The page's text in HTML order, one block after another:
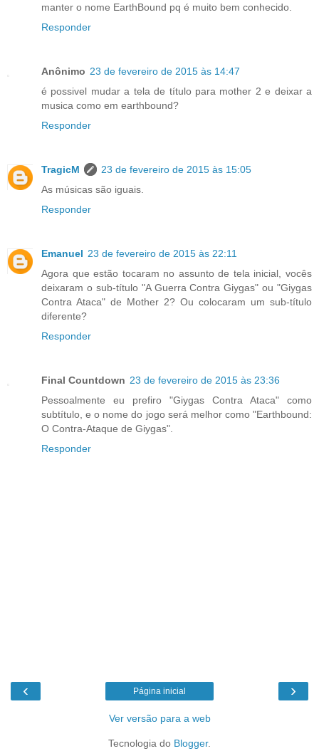
manter o nome EarthBound pq é muito bem conhecido.
Responder
Anônimo 23 de fevereiro de 2015 às 14:47
é possivel mudar a tela de título para mother 2 e deixar a
musica como em earthbound?
Responder
TragicM
23 de fevereiro de 2015 às 15:05
As músicas são iguais.
Responder
Emanuel 23 de fevereiro de 2015 às 22:11
Agora que estão tocaram no assunto de tela inicial, vocês
deixaram o sub-título "A Guerra Contra Giygas" ou "Giygas
Contra Ataca" de Mother 2? Ou colocaram um sub-título
diferente?
Responder
Final Countdown 23 de fevereiro de 2015 às 23:36
Pessoalmente eu prefiro "Giygas Contra Ataca" como
subtítulo, e o nome do jogo será melhor como "Earthbound:
O Contra-Ataque de Giygas".
Responder
‹ ›
Página inicial
Ver versão para a web
Tecnologia do Blogger.